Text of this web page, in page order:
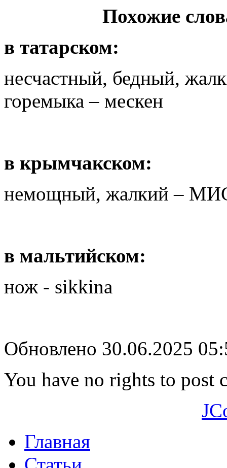
Похожие
в татарском:
несчастный, бедный,
горемыка – мескен
в крымчакском:
немощный, жалкий –
в мальтийском:
нож - sikkina
Обновлено 30.06.2025
You have no rights to post
Главная